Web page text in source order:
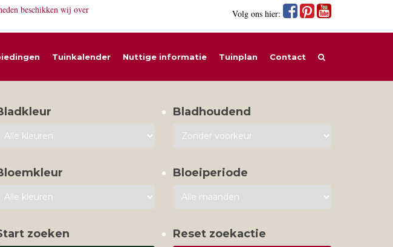
beschikken wij over
Volg ons hier:
Tuinkalender Nuttige informatie Tuinplan Contact
Bladhoudend
Bloeiperiode
zoeken Reset zoekactie